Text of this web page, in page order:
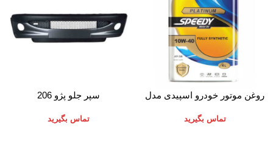
اطلاعات بیشتر
روغن موتور خودرو اسپیدی مدل
تماس بگیرید
اطلاعات بیشترسپر جلو پژو 206
تماس بگیرید